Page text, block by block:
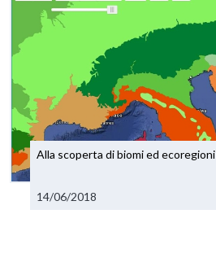
Alla scoperta di biomi ed ecoregioni
14/06/2018